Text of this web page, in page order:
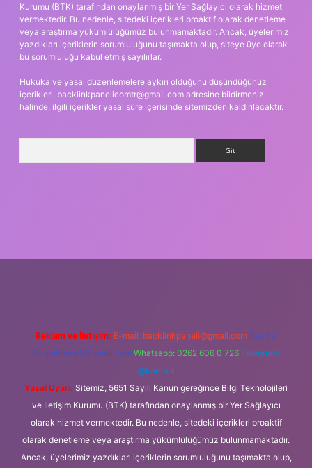
Kurumu (BTK) tarafından onaylanmış bir Yer Sağlayıcı olarak hizmet
vermektedir. Bu nedenle, sitedeki içerikleri proaktif olarak denetleme
veya araştırma yükümlülüğümüz bulunmamaktadır. Ancak, üyelerimiz
yazdıkları içeriklerin sorumluluğunu taşımakta olup, siteye üye olarak
bu sorumluluğu kabul etmiş sayılırlar.
Hukuka ve yasal düzenlemelere aykırı olduğunu düşündüğünüz
içerikleri, backlinkpanelicomtr@gmail.com adresine bildirmeniz
halinde, ilgili içerikler yasal süre içerisinde sitemizden kaldırılacaktır.
Reklam ve İletişim: E-mail: backlinkpaneli@gmail.com Teams:
forumhizmeti@gmail.com Whatsapp: 0262 606 0 726 Telegram:
@karabul
Yasal Uyarı: Sitemiz, 5651 Sayılı Kanun gereğince Bilgi Teknolojileri
ve İletişim Kurumu (BTK) tarafından onaylanmış bir Yer Sağlayıcı
olarak hizmet vermektedir. Bu nedenle, sitedeki içerikleri proaktif
olarak denetleme veya araştırma yükümlülüğümüz bulunmamaktadır.
Ancak, üyelerimiz yazdıkları içeriklerin sorumluluğunu taşımakta olup,